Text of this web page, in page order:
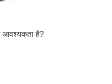
आवश्यकता है?